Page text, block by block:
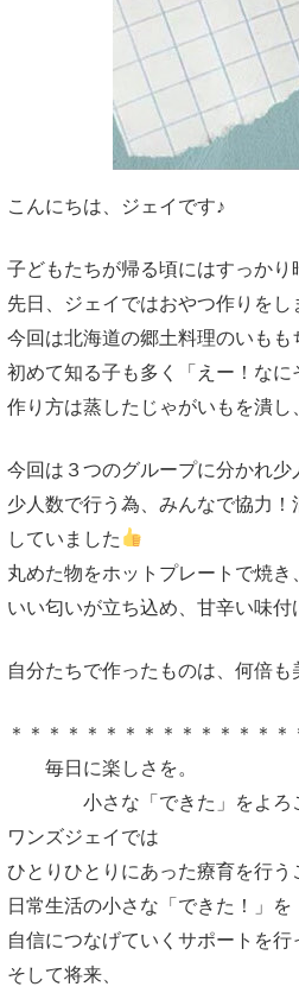
こんにちは、ジェイです♪
子どもたちが帰る頃にはすっかり
先日、ジェイではおやつ作りをし
今回は北海道の郷土料理のいもも
初めて知る子も多く「えー！な
作り方は蒸したじゃがいもを潰し
今回は３つのグループに分かれ少
少人数で行う為、みんなで協力
していました
丸めた物をホットプレートで焼き
いい匂いが立ち込め、甘辛い味
自分たちで作ったものは、何倍
＊＊＊＊＊＊＊＊＊＊＊＊＊＊＊
毎日に楽しさを。
小さな「できた」をよろこ
ワンズジェイでは
ひとりひとりにあった療育を行う
日常生活の小さな「できた！」を
自信につなげていくサポートを行
そして将来、